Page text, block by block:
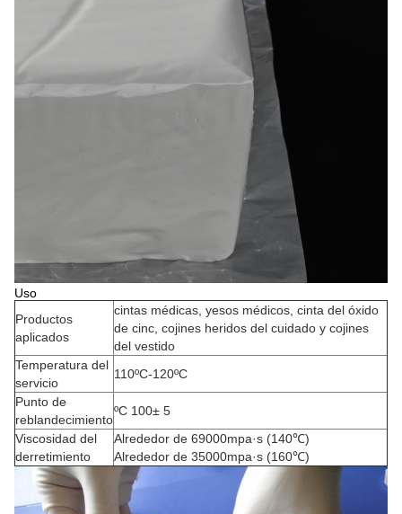
Uso
Productos
aplicados
cintas médicas, yesos médicos, cinta del óxido
de cinc, cojines heridos del cuidado y cojines
del vestido
Temperatura del
servicio
110ºC-120ºC
Punto de
reblandecimiento
ºC 100± 5
Viscosidad del
derretimiento
Alrededor de 69000mpa·s (140℃)
Alrededor de 35000mpa·s (160℃)